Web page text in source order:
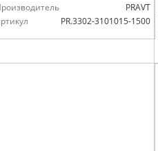
PRAVT
PR.3302-3101015-1500